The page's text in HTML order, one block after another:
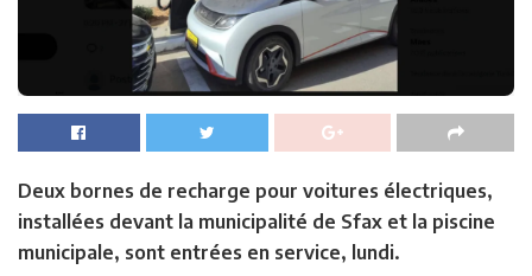
Deux bornes de recharge pour voitures électriques,
installées devant la municipalité de Sfax et la piscine
municipale, sont entrées en service, lundi.